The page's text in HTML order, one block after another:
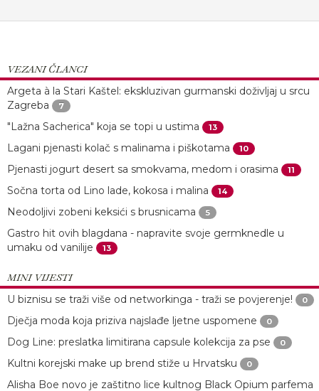
VEZANI ČLANCI
Argeta à la Stari Kaštel: ekskluzivan gurmanski doživljaj u srcu
Zagreba
7
"Lažna Sacherica" koja se topi u ustima 13
Lagani pjenasti kolač s malinama i piškotama 10
Pjenasti jogurt desert sa smokvama, medom i orasima 11
Sočna torta od Lino lade, kokosa i malina 14
Neodoljivi zobeni keksići s brusnicama 5
Gastro hit ovih blagdana - napravite svoje germknedle u
umaku od vanilije
13
MINI VIJESTI
U biznisu se traži više od networkinga - traži se povjerenje!
0
Dječja moda koja priziva najslađe ljetne uspomene 0
Dog Line: preslatka limitirana capsule kolekcija za pse 0
Kultni korejski make up brend stiže u Hrvatsku 0
Alisha Boe novo je zaštitno lice kultnog Black Opium parfema